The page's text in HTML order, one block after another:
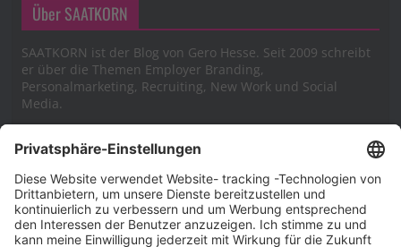
Über SAATKORN
SAATKORN ist der Blog von Gero Hesse. Seit 2009 schreibt
er über die Themen Employer Branding,
Personalmarketing, Recruiting, New Work und Social
Media.
Impressum
Impressum